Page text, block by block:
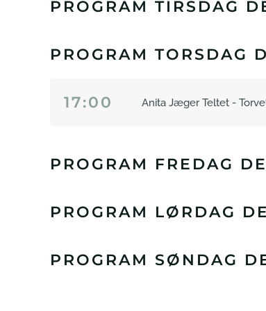
PROGRAM TIRSDAG
PROGRAM TORSDAG
17:00 Anita Jæger Teltet -
PROGRAM FREDAG
PROGRAM LØRDAG
PROGRAM SØNDAG